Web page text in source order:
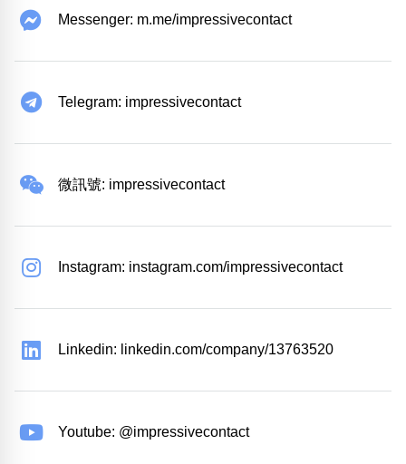
Messenger: m.me/impressivecontact
Telegram: impressivecontact
微訊號: impressivecontact
Instagram: instagram.com/impressivecontact
Linkedin: linkedin.com/company/13763520
Youtube: @impressivecontact